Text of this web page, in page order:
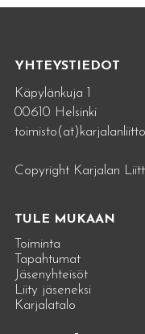
YHTEYSTIEDOT
Käpylänkuja 1
00610 Helsinki
Copyright Karjalan
TULE MUKAAN
Toiminta
Tapahtumat
Jäsenyhteisöt
Liity jäseneksi
Karjalatalo